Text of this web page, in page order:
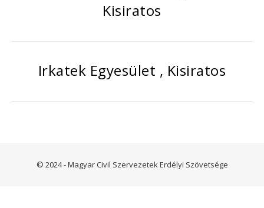
Kisiratos
Irkatek Egyesület , Kisiratos
© 2024 - Magyar Civil Szervezetek Erdélyi Szövetsége